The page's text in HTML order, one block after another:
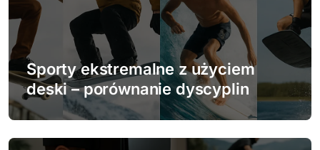
j
a
w
p
i
Sporty ekstremalne z użyciem
deski – porównanie dyscyplin